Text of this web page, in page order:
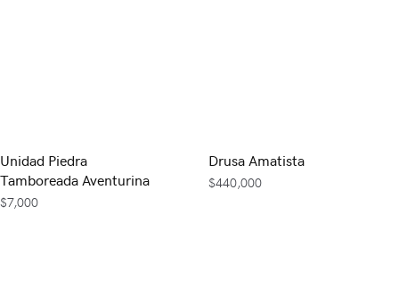
Unidad Piedra
Tamboreada Aventurina
$7,000
Drusa Amatista
$440,000